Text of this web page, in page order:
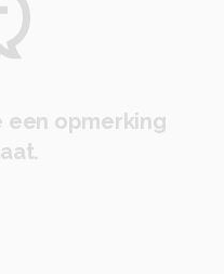
een opmerking